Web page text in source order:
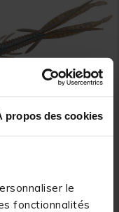
propos des cookies
le
fonctionnalités
Shrimp 10cm